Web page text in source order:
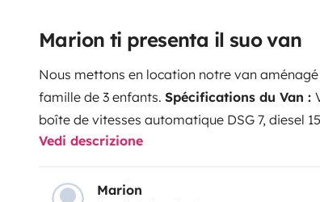
Marion ti presenta il suo van
Nous mettons en location notre van
famille de 3 enfants. Spécifications du Van :
panneau solaire 100W, Webasto, matelas
table intérieur et extérieur, auvent, ...
Vedi descrizione
Marion